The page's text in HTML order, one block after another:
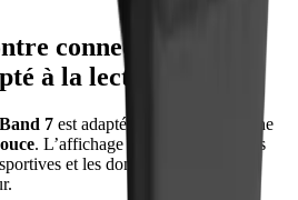
connectée Amazfit
à la lecture ?
7 est adapté à la lecture avec une
. L’affichage reste lisible pour les
et les données santé en